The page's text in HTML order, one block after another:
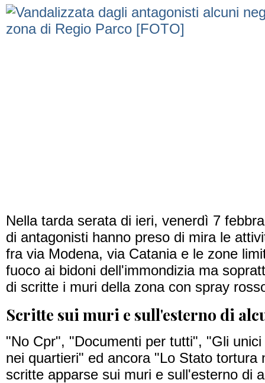
Nella tarda serata di ieri, venerdì 7
di antagonisti hanno preso di mira le
fra via Modena, via Catania e le zone
fuoco ai bidoni dell'immondizia ma
di scritte i muri della zona con spray
Scritte sui muri e sull'esterno di
"No Cpr", "Documenti per tutti", "Gli
nei quartieri" ed ancora "Lo Stato tortura
scritte apparse sui muri e sull'esterno di